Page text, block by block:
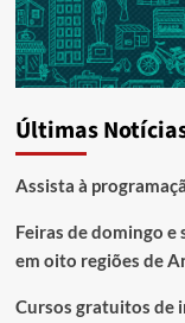
Últimas
Assista à
Feiras de domingo
em oito regiões de
Cursos gratuitos de